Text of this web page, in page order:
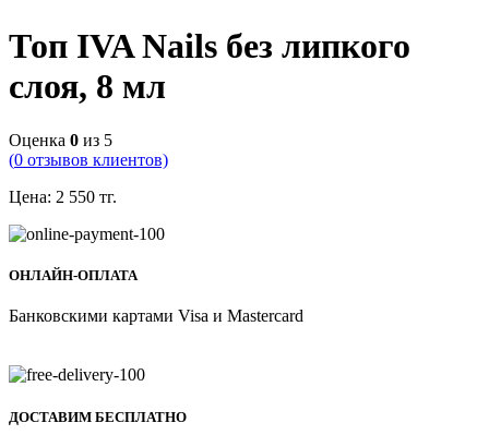
Топ IVA Nails без липкого
слоя, 8 мл
Оценка 0 из 5
(0 отзывов клиентов)
Цена: 2 550 тг.
ОНЛАЙН-ОПЛАТА
Банковскими картами Visa и Mastercard
ДОСТАВИМ БЕСПЛАТНО